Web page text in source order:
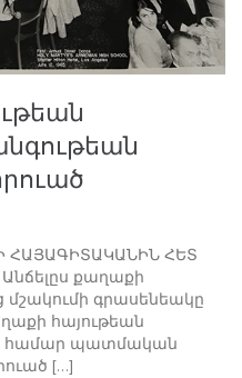
ՀԱՅԱԳԻՏԱԿԱՆԻՆ ՀԵՏ
Անճելըս քաղաքի
գրասենեակը
հայութեան
համար պատմական
[…]